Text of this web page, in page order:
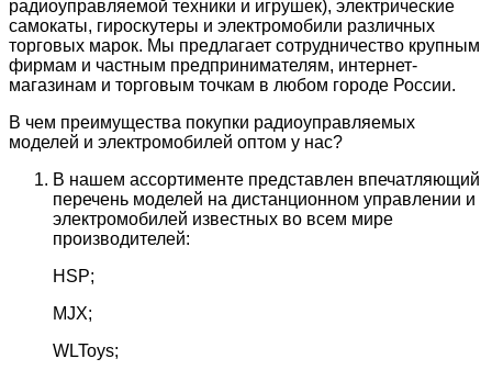
радиоуправляемой техники и игрушек), электрические
самокаты, гироскутеры и электромобили различных
торговых марок. Мы предлагает сотрудничество крупным
фирмам и частным предпринимателям, интернет-
магазинам и торговым точкам в любом городе России.
В чем преимущества покупки радиоуправляемых
моделей и электромобилей оптом у нас?
В нашем ассортименте представлен впечатляющий
перечень моделей на дистанционном управлении и
электромобилей известных во всем мире
производителей:
HSP;
MJX;
WLToys;